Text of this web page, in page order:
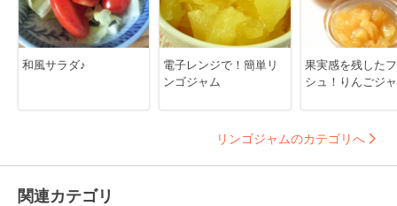
和風サラダ♪
電子レンジで！簡単リ
ンゴジャム
果実感を残した
シュ！りんごジ
リンゴジャムのカテゴリへ
関連カテゴリ